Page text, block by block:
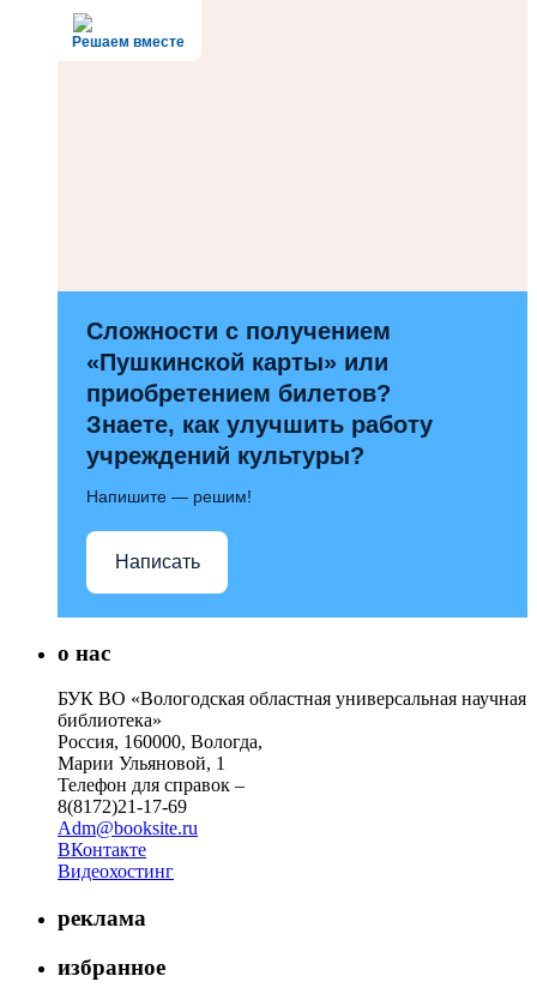
Решаем вместе
Сложности с получением
«Пушкинской карты» или
приобретением билетов?
Знаете, как улучшить работу
учреждений культуры?
Напишите — решим!
Написать
о нас
БУК ВО «Вологодская областная универсальная научная
библиотека»
Россия, 160000, Вологда,
Марии Ульяновой, 1
Телефон для справок –
8(8172)21-17-69
Adm@booksite.ru
ВКонтакте
Видеохостинг
реклама
избранное